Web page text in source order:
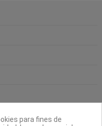
para fines de